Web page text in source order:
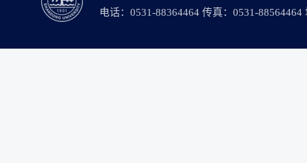
电话：0531-88364464 传真：0531-